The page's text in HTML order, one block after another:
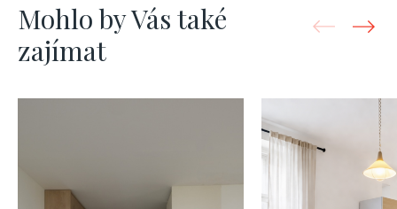
Mohlo by Vás také
zajímat